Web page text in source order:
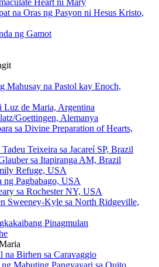
na Oras ng Pasyon ni Hesus Kristo,
ng Gamot
Mahusay na Pastol kay Enoch,
Luz de Maria, Argentina
Goettingen, Alemanya
sa Divine Preparation of Hearts,
Teixeira sa Jacareí SP, Brazil
sa Itapiranga AM, Brazil
Refuge, USA
ng Pagbabago, USA
sa Rochester NY, USA
Sweeney-Kyle sa North Ridgeville,
Pinagmulan
na Birhen sa Caravaggio
Mabuting Pangyayari sa Quito